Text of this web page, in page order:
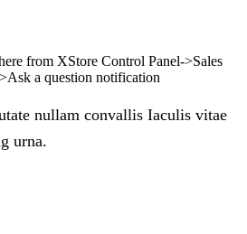
from XStore Control Panel->Sales
a question notification
nullam convallis Iaculis vitae
urna.